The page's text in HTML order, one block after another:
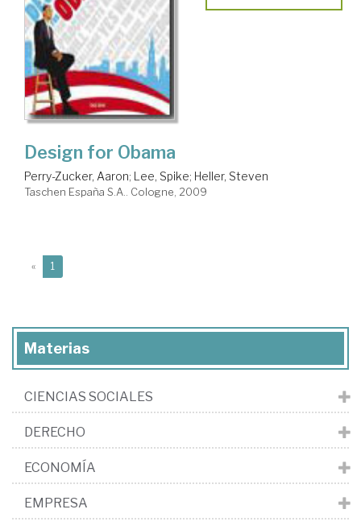
Design for Obama
Perry-Zucker, Aaron; Lee, Spike; Heller, Steven
Taschen España S.A.. Cologne, 2009
« 1
Materias
CIENCIAS SOCIALES
DERECHO
ECONOMÍA
EMPRESA